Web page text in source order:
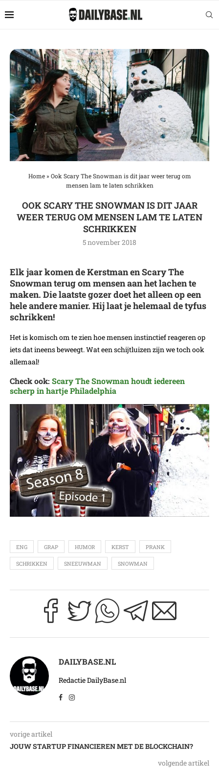
Home» Ook Scary The Snowman is dit jaar weer terug om
mensen lam te laten schrikken
OOK SCARY THE SNOWMAN IS DIT JAAR
WEER TERUG OM MENSEN LAM TE LATEN
SCHRIKKEN
5 november 2018
Elk jaar komen de Kerstman en Scary The
Snowman terug om mensen aan het lachen te
maken. Die laatste gozer doet het alleen op een
hele andere manier. Hij laat je helemaal de tyfus
schrikken!
Het is komisch om te zien hoe mensen instinctief reageren op
iets dat ineens beweegt. Wat een schijtluizen zijn we toch ook
allemaal!
Check ook: Scary The Snowman houdt iedereen
scherp in hartje Philadelphia
ENG GRAP HUMOR KERST PRANK
SCHRIKKEN SNEEUWMAN SNOWMAN
DAILYBASE.NL
Redactie DailyBase.nl
vorige artikel
JOUW STARTUP FINANCIEREN MET DE BLOCKCHAIN?
volgende artikel